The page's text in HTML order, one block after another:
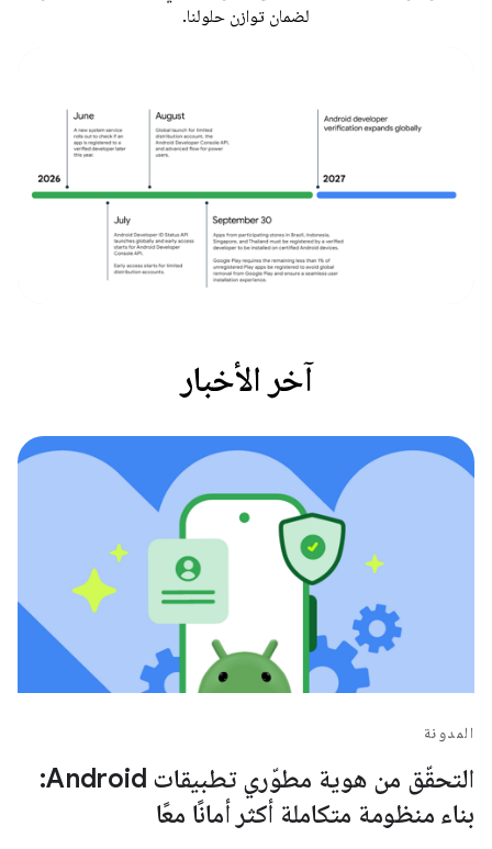
لضمان توازن حلولنا.
آخر الأخبار
المدونة
التحقّق من هوية مطوّري تطبيقات Android:
بناء منظومة متكاملة أكثر أمانًا معًا